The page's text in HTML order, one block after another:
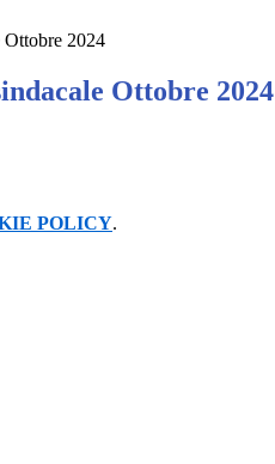
Ottobre 2024
Ottobre 2024
POLICY.